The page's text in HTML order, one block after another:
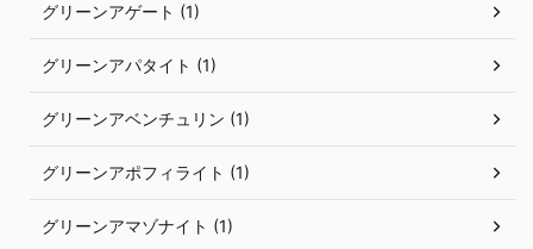
グリーンアゲート (1)
グリーンアパタイト (1)
グリーンアベンチュリン (1)
グリーンアポフィライト (1)
グリーンアマゾナイト (1)